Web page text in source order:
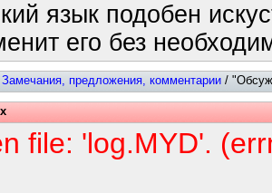
язык подобен
его без
Замечания, предложения, комментарии /
file: 'log.MYD'.